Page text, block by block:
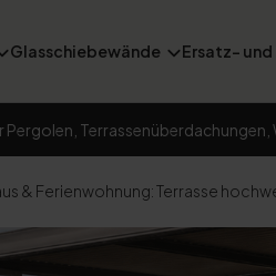
Glasschiebewände Ersatz-
& Ferienwohnung: Terrasse